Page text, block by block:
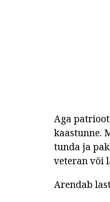
Aga
kaastunne.
tunda ja
veteran või
Arendab